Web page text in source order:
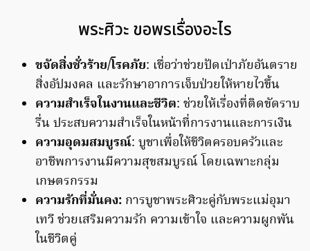
พระศิวะ ขอพรเรื่องอะไร
ขจัดสิ่งชั่วร้าย/โรคภัย: เชื่อว่าช่วยปัดเป่าภัยอันตราย
สิ่งอัปมงคล และรักษาอาการเจ็บป่วยให้หายไวขึ้น
ความสำเร็จในงานและชีวิต: ช่วยให้เรื่องที่ติดขัดราบ
รื่น ประสบความสำเร็จในหน้าที่การงานและการเงิน
ความอุดมสมบูรณ์: บูชาเพื่อให้ชีวิตครอบครัวและ
อาชีพการงานมีความสุขสมบูรณ์ โดยเฉพาะกลุ่ม
เกษตรกรรม
ความรักที่มั่นคง: การบูชาพระศิวะคู่กับพระแม่อุมา
เทวี ช่วยเสริมความรัก ความเข้าใจ และความผูกพัน
ในชีวิตคู่